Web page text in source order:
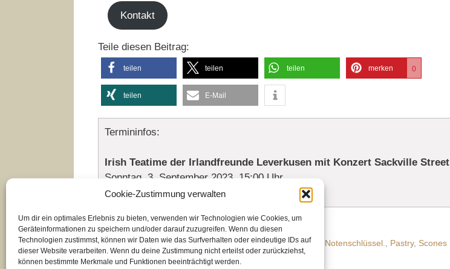
Cookie-Zustimmung verwalten
Um dir ein optimales Erlebnis zu bieten, verwenden wir Technologien wie Cookies, um
Geräteinformationen zu speichern und/oder darauf zuzugreifen. Wenn du diesen
Technologien zustimmst, können wir Daten wie das Surfverhalten oder eindeutige IDs auf
dieser Website verarbeiten. Wenn du deine Zustimmung nicht erteilst oder zurückziehst,
können bestimmte Merkmale und Funktionen beeinträchtigt werden.
Kontakt
Teile diesen Beitrag:
teilen teilen teilen merken 0
teilen E-Mail
Termininfos:
Irish Teatime der Irlandfreunde Leverkusen mit Konzert Sackville Street
Sonntag, 3. September 2023, 15:00 Uhr
Kategorien
Neuigkeiten,Termine
Schlagwörter
irische Torte,Irish Tea Time,Irlandfreunde Leverkusen Notenschlüssel., Pastry, Scones
Bilderstrecke Koloniewalk